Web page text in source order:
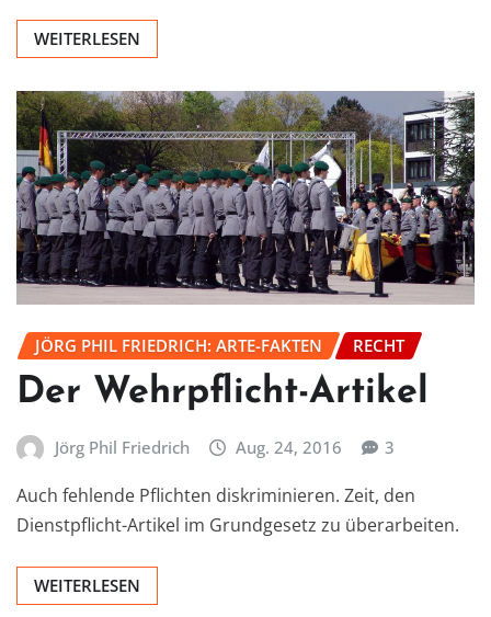
WEITERLESEN
JÖRG PHIL FRIEDRICH: ARTE-FAKTEN RECHT
Der Wehrpflicht-Artikel
Jörg Phil Friedrich Aug. 24, 2016 3
Auch fehlende Pflichten diskriminieren. Zeit, den
Dienstpflicht-Artikel im Grundgesetz zu überarbeiten.
WEITERLESEN